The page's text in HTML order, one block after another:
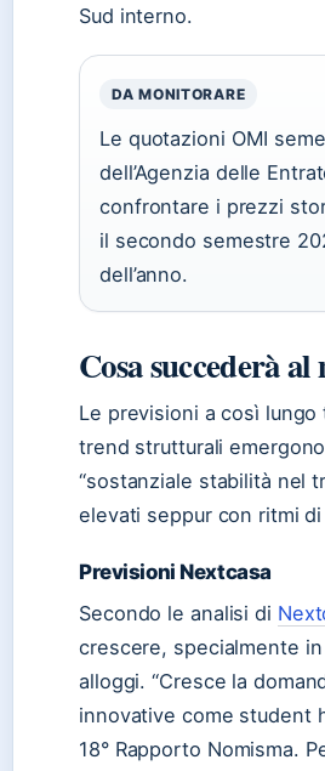
Sud interno.
DA MONITORARE
Le quotazioni OMI
dell’Agenzia delle
confrontare i prezzi
il secondo semestre
dell’anno.
Cosa succederà
Le previsioni a così
trend strutturali
“sostanziale stabilità nel
elevati seppur con ritmi
Previsioni Nextcasa
Secondo le analisi di
crescere, specialmente
alloggi. “Cresce la
innovative come student
18° Rapporto Nomisma.